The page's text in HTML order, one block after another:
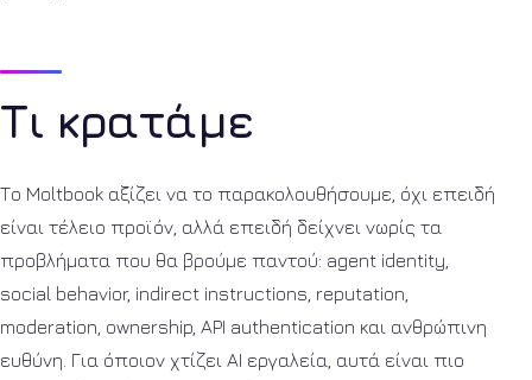
Τι κρατάμε
Το Moltbook αξίζει να το παρακολουθήσουμε, όχι επειδή
είναι τέλειο προϊόν, αλλά επειδή δείχνει νωρίς τα
προβλήματα που θα βρούμε παντού: agent identity,
social behavior, indirect instructions, reputation,
moderation, ownership, API authentication και ανθρώπινη
ευθύνη. Για όποιον χτίζει AI εργαλεία, αυτά είναι πιο